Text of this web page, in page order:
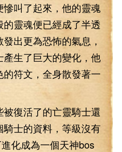
叫了起來，他的靈魂
靈魂便已經成了半透
出更為恐怖的氣息，
生了巨大的變化，他
符文，全身散發著一
復活了的亡靈騎士還
士的資料，等級沒有
化成為一個天神bos